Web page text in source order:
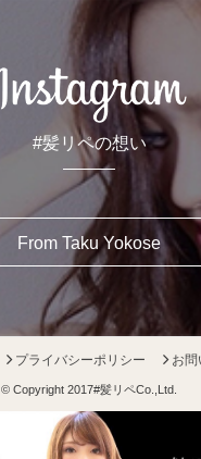
#髪リペの想い
From Taku Yokose
プライバシーポリシー お
© Copyright 2017#髪リペCo.,Ltd.